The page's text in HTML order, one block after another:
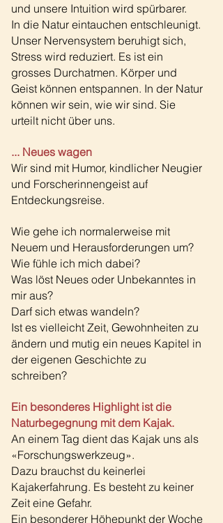
und unsere Intuition wird spürbarer.
In die Natur eintauchen entschleunigt.
Unser Nervensystem beruhigt sich,
Stress wird reduziert. Es ist ein
grosses Durchatmen. Körper und
Geist können entspannen. In der Natur
können wir sein, wie wir sind. Sie
urteilt nicht über uns.
... Neues wagen
Wir sind mit Humor, kindlicher Neugier
und Forscherinnengeist auf
Entdeckungsreise.
Wie gehe ich normalerweise mit
Neuem und Herausforderungen um?
Wie fühle ich mich dabei?
Was löst Neues oder Unbekanntes in
mir aus?
Darf sich etwas wandeln?
Ist es vielleicht Zeit, Gewohnheiten zu
ändern und mutig ein neues Kapitel in
der eigenen Geschichte zu
schreiben?
Ein besonderes Highlight ist die
Naturbegegnung mit dem Kajak.
An einem Tag dient das Kajak uns als
«Forschungswerkzeug».
Dazu brauchst du keinerlei
Kajakerfahrung. Es besteht zu keiner
Zeit eine Gefahr.
Ein besonderer Höhepunkt der Woche